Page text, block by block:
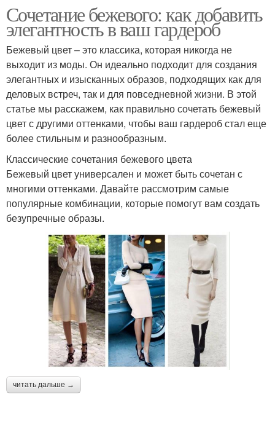
Сочетание бежевого: как добавить
элегантность в ваш гардероб
Бежевый цвет – это классика, которая никогда не
выходит из моды. Он идеально подходит для создания
элегантных и изысканных образов, подходящих как для
деловых встреч, так и для повседневной жизни. В этой
статье мы расскажем, как правильно сочетать бежевый
цвет с другими оттенками, чтобы ваш гардероб стал еще
более стильным и разнообразным.
Классические сочетания бежевого цвета
Бежевый цвет универсален и может быть сочетан с
многими оттенками. Давайте рассмотрим самые
популярные комбинации, которые помогут вам создать
безупречные образы.
читать дальше →